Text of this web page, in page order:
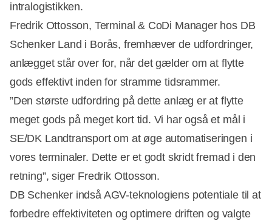
intralogistikken.
Fredrik Ottosson, Terminal & CoDi Manager hos DB
Schenker Land i Borås, fremhæver de udfordringer,
anlægget står over for, når det gælder om at flytte
gods effektivt inden for stramme tidsrammer.
Annonce
”Den største udfordring på dette anlæg er at flytte
meget gods på meget kort tid. Vi har også et mål i
SE/DK Landtransport om at øge automatiseringen i
vores terminaler. Dette er et godt skridt fremad i den
retning”, siger Fredrik Ottosson.
DB Schenker indså AGV-teknologiens potentiale til at
forbedre effektiviteten og optimere driften og valgte